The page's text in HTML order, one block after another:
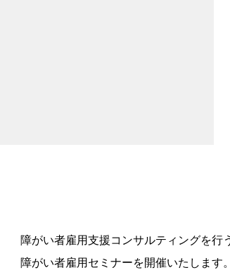
障がい者雇用支援コンサルティングを
障がい者雇用セミナーを開催いたします。